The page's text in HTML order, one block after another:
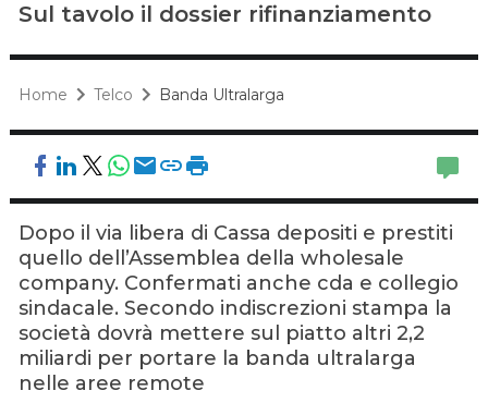
Sul tavolo il dossier rifinanziamento
Home Telco Banda Ultralarga
Dopo il via libera di Cassa depositi e prestiti
quello dell’Assemblea della wholesale
company. Confermati anche cda e collegio
sindacale. Secondo indiscrezioni stampa la
società dovrà mettere sul piatto altri 2,2
miliardi per portare la banda ultralarga
nelle aree remote